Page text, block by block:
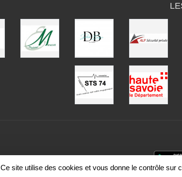
Ce site utilise des cookies et vous donne le contrôle sur